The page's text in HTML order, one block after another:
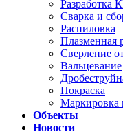
Разработка
Сварка и
Распиловка
Плазменная
Сверление
Вальцевание
Покраска
Маркировка
Объекты
Новости